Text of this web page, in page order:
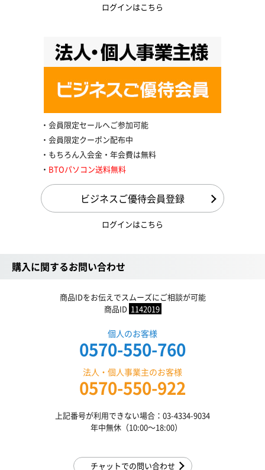
ログインはこちら
会員限定セールへご参加可能
会員限定クーポン配布中
もちろん入会金・年会費は無料
BTOパソコン送料無料
ビジネスご優待会員登録
ログインはこちら
購入に関するお問い合わせ
商品IDをお伝えでスムーズにご相談が可能
商品ID 1142019
個人のお客様
0570-550-760
法人・個人事業主のお客様
0570-550-922
上記番号が利用できない場合：03-4334-9034
年中無休（10:00〜18:00）
チャットでの問い合わせ